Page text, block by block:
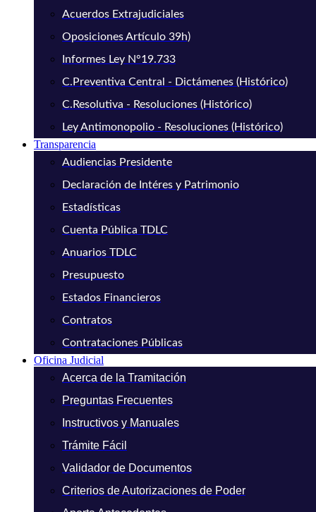
Acuerdos Extrajudiciales
Oposiciones Artículo 39h)
Informes Ley N°19.733
C.Preventiva Central - Dictámenes (Histórico)
C.Resolutiva - Resoluciones (Histórico)
Ley Antimonopolio - Resoluciones (Histórico)
Transparencia
Audiencias Presidente
Declaración de Intéres y Patrimonio
Estadísticas
Cuenta Pública TDLC
Anuarios TDLC
Presupuesto
Estados Financieros
Contratos
Contrataciones Públicas
Oficina Judicial
Acerca de la Tramitación
Preguntas Frecuentes
Instructivos y Manuales
Trámite Fácil
Validador de Documentos
Criterios de Autorizaciones de Poder